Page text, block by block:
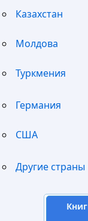
Казахстан
Молдова
Туркмения
Германия
США
Другие страны